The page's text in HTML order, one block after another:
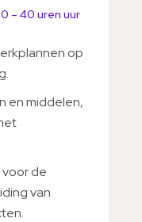
– 40 uren uur
op
en middelen,
de
van